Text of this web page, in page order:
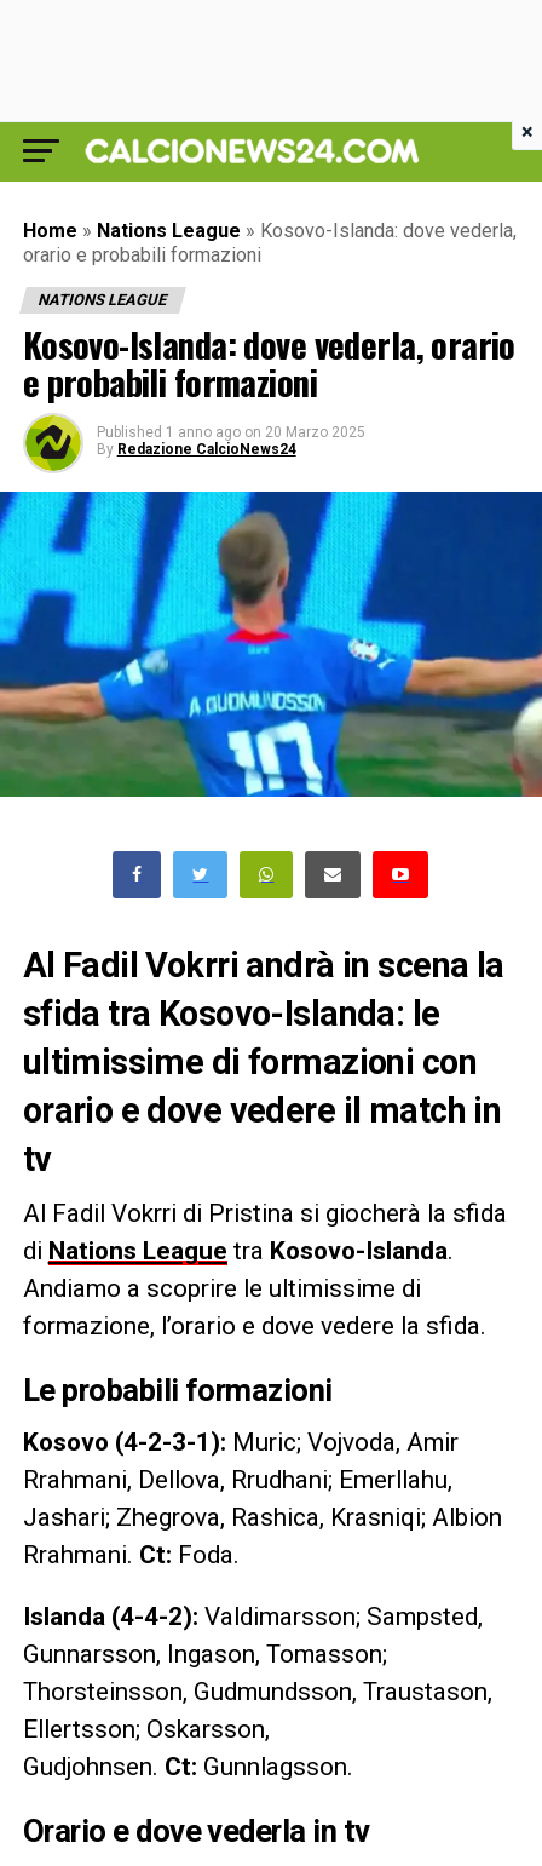
Home » Nations League » Kosovo-Islanda: dove vederla,
orario e probabili formazioni
NATIONS LEAGUE
Kosovo-Islanda: dove vederla, orario
e probabili formazioni
Published 1 anno ago on 20 Marzo 2025
By Redazione CalcioNews24
Al Fadil Vokrri andrà in scena la
sfida tra Kosovo-Islanda: le
ultimissime di formazioni con
orario e dove vedere il match in
tv
Al Fadil Vokrri di Pristina si giocherà la sfida
di Nations League tra Kosovo-Islanda.
Andiamo a scoprire le ultimissime di
formazione, l’orario e dove vedere la sfida.
Le probabili formazioni
Kosovo (4-2-3-1): Muric; Vojvoda, Amir
Rrahmani, Dellova, Rrudhani; Emerllahu,
Jashari; Zhegrova, Rashica, Krasniqi; Albion
Rrahmani. Ct: Foda.
Islanda (4-4-2): Valdimarsson; Sampsted,
Gunnarsson, Ingason, Tomasson;
Thorsteinsson, Gudmundsson, Traustason,
Ellertsson; Oskarsson,
Gudjohnsen. Ct: Gunnlagsson.
Orario e dove vederla in tv
×